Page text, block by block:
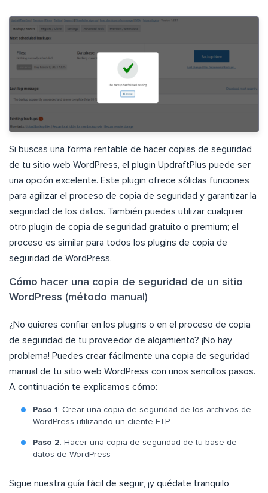
Si buscas una forma rentable de hacer copias de seguridad
de tu sitio web WordPress, el plugin UpdraftPlus puede ser
una opción excelente. Este plugin ofrece sólidas funciones
para agilizar el proceso de copia de seguridad y garantizar la
seguridad de los datos. También puedes utilizar cualquier
otro plugin de copia de seguridad gratuito o premium; el
proceso es similar para todos los plugins de copia de
seguridad de WordPress.
Cómo hacer una copia de seguridad de un sitio
WordPress (método manual)
¿No quieres confiar en los plugins o en el proceso de copia
de seguridad de tu proveedor de alojamiento? ¡No hay
problema! Puedes crear fácilmente una copia de seguridad
manual de tu sitio web WordPress con unos sencillos pasos.
A continuación te explicamos cómo:
Paso 1: Crear una copia de seguridad de los archivos de
WordPress utilizando un cliente FTP
Paso 2: Hacer una copia de seguridad de tu base de
datos de WordPress
Sigue nuestra guía fácil de seguir, ¡y quédate tranquilo